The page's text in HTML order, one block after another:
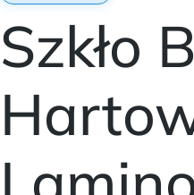
Szkło